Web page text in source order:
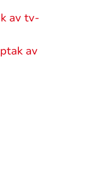
av tv-
av